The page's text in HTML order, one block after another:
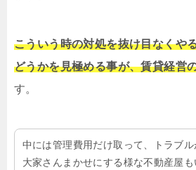
こういう時の対処を抜け目なくや
どうかを見極める事が、賃貸経営
す。
中には管理費用だけ取って、トラブル
大家さんまかせにする様な不動産屋も